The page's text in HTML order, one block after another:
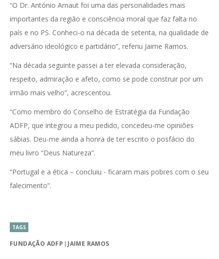
“O Dr. António Arnaut foi uma das personalidades mais
importantes da região e consciência moral que faz falta no
país e no PS. Conheci-o na década de setenta, na qualidade de
adversário ideológico e partidário”, referiu Jaime Ramos.
“Na década seguinte passei a ter elevada consideração,
respeito, admiração e afeto, como se pode construir por um
irmão mais velho”, acrescentou.
“Como membro do Conselho de Estratégia da Fundação
ADFP, que integrou a meu pedido, concedeu-me opiniões
sábias. Deu-me ainda a honra de ter escrito o posfácio do
meu livro “Deus Natureza”.
“Portugal e a ética – concluiu - ficaram mais pobres com o seu
falecimento”.
TAGS
FUNDAÇÃO ADFP JAIME RAMOS